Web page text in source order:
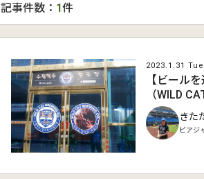
記事件数： 1件
2023.1.31
【ビール
（WILD
きた
ビアジ